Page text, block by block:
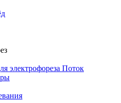
электрофореза Поток